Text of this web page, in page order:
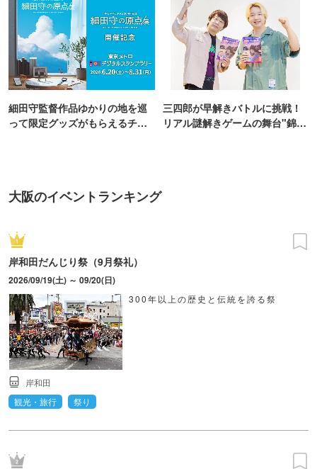
細田守監督作品ゆかりの地を巡
って限定グッズがもらえるチャ
三四郎が早解きバトルに挑戦！
リアル謎解きゲームの舞台"錦糸
大阪のイベントランキング
岸和田だんじり祭（9月祭礼）
2026/09/19(土) ～ 09/20(日)
300年以上の歴史と伝統を誇る祭
岸和田
観光・旅行
祭り